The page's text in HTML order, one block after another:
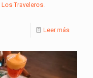
Los Traveleros.
Leer más